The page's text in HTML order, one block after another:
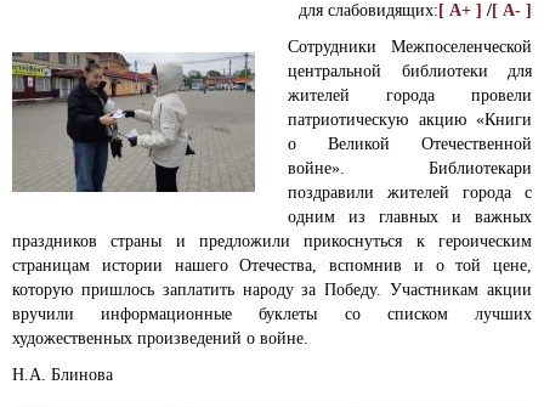
для слабовидящих: [ A+ ] /[ A- ]
Сотрудники Межпоселенческой
центральной библиотеки для
жителей города провели
патриотическую акцию «Книги
о Великой Отечественной
войне». Библиотекари
поздравили жителей города с
одним из главных и важных
праздников страны и предложили прикоснуться к героическим
страницам истории нашего Отечества, вспомнив и о той цене,
которую пришлось заплатить народу за Победу. Участникам акции
вручили информационные буклеты со списком лучших
художественных произведений о войне.
Н.А. Блинова